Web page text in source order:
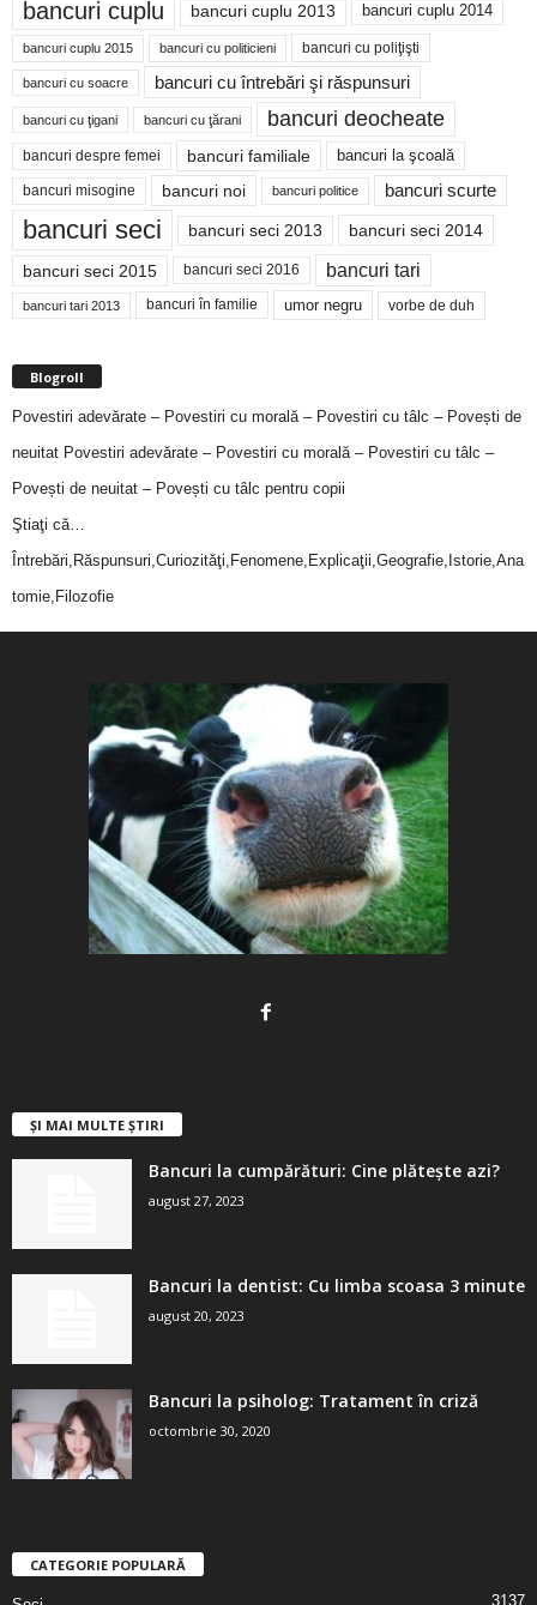
bancuri cuplu bancuri cuplu 2013 bancuri cuplu 2014
bancuri cuplu 2015 bancuri cu politicieni bancuri cu poliţişti
bancuri cu soacre bancuri cu întrebări şi răspunsuri
bancuri cu ţigani bancuri cu ţărani bancuri deocheate
bancuri despre femei bancuri familiale bancuri la şcoală
bancuri misogine bancuri noi bancuri politice bancuri scurte
bancuri seci bancuri seci 2013 bancuri seci 2014
bancuri seci 2015 bancuri seci 2016 bancuri tari
bancuri tari 2013 bancuri în familie umor negru vorbe de duh
Blogroll
Povestiri adevărate – Povestiri cu morală – Povestiri cu tâlc – Povești de
neuitat Povestiri adevărate – Povestiri cu morală – Povestiri cu tâlc –
Povești de neuitat – Povești cu tâlc pentru copii
Ştiaţi că…
Întrebări,Răspunsuri,Curiozităţi,Fenomene,Explicaţii,Geografie,Istorie,Ana
tomie,Filozofie
ȘI MAI MULTE ȘTIRI
Bancuri la cumpărături: Cine plătește azi?
august 27, 2023
Bancuri la dentist: Cu limba scoasa 3 minute
august 20, 2023
Bancuri la psiholog: Tratament în criză
octombrie 30, 2020
CATEGORIE POPULARĂ
3137